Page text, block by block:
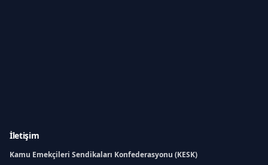
İletişim
Kamu Emekçileri Sendikaları Konfederasyonu (KESK)